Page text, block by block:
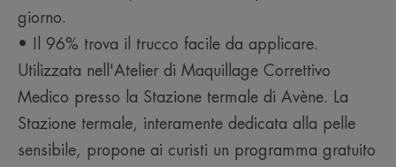
finish naturale.
Senza profumo
giorno.
• Il 96% trova il trucco facile da applicare.
Utilizzata nell'Atelier di Maquillage Correttivo
Medico presso la Stazione termale di Avène. La
Stazione termale, interamente dedicata alla pelle
sensibile, propone ai curisti un programma gratuito